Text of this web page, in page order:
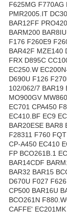
F625MG F770AG
PMR2005.IT
BAR12FF
BARM200
F176 F260E9
BAR42F MZE140
FRX D895C
EC250.W
D690U F126
102/062/7 BAR19
MO900GV
EC701 CPA450
EC410.BF EC9
BAR20ESE BAR8
F28311 F760
CP-A450 EC410
FP BCO261B.1
BAR14CDF
BAR32 BAR15
D670U F027
CP500 BAR16U
BCO261N
CAFFE'